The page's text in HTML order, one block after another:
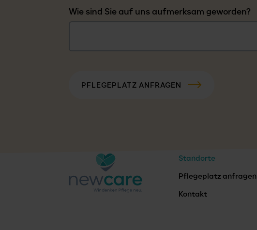
Wie sind Sie auf uns aufmerksam geworden?
PFLEGEPLATZ ANFRAGEN
Standorte
Pflegeplatz anfragen
Kontakt